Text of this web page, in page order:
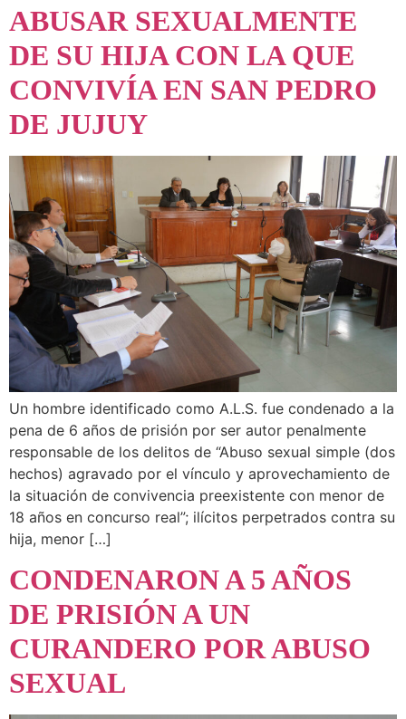
ABUSAR SEXUALMENTE
DE SU HIJA CON LA QUE
CONVIVÍA EN SAN PEDRO
DE JUJUY
Un hombre identificado como A.L.S. fue condenado a la
pena de 6 años de prisión por ser autor penalmente
responsable de los delitos de “Abuso sexual simple (dos
hechos) agravado por el vínculo y aprovechamiento de
la situación de convivencia preexistente con menor de
18 años en concurso real”; ilícitos perpetrados contra su
hija, menor […]
CONDENARON A 5 AÑOS
DE PRISIÓN A UN
CURANDERO POR ABUSO
SEXUAL